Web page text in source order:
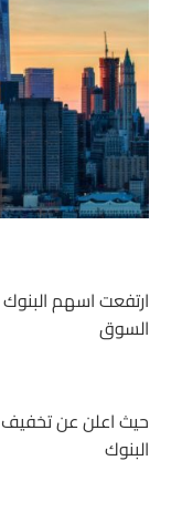
ارتفعت اسهم
السوق
حيث اعلن عن
البنوك